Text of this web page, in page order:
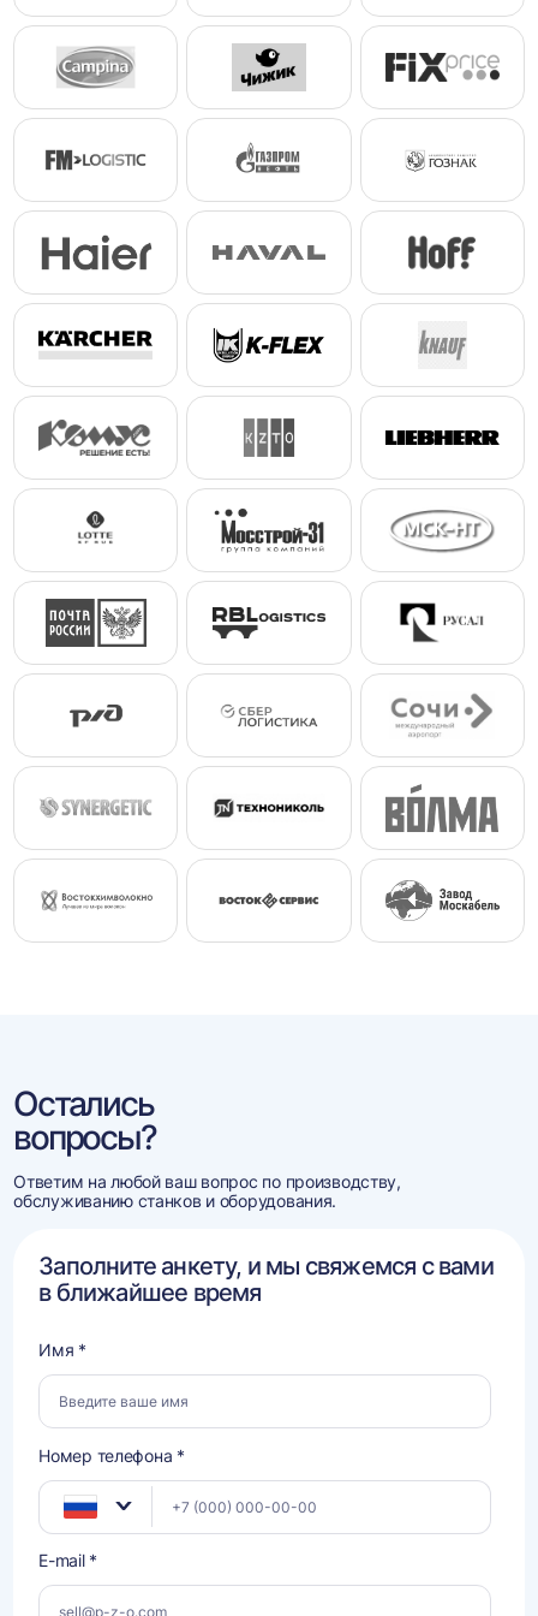
Остались
вопросы?
Ответим на любой ваш вопрос по производству,
обслуживанию станков и оборудования.
Заполните анкету, и мы свяжемся с вами
в ближайшее время
Имя *
Номер телефона *
E-mail *